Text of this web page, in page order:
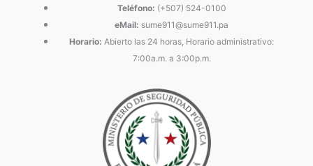
Teléfono: (+507) 524-0100
eMail: sume911@sume911.pa
Horario: Abierto las 24 horas, Horario administrativo:
7:00a.m. a 3:00p.m.